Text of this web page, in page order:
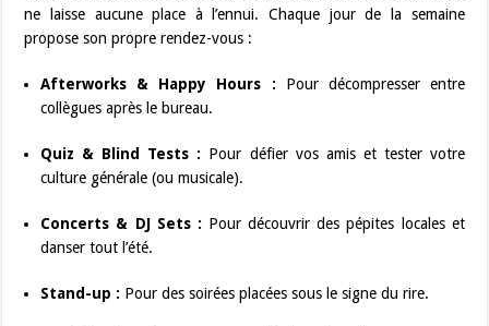
ne laisse aucune place à l’ennui. Chaque jour de la semaine
propose son propre rendez-vous :
Afterworks & Happy Hours : Pour décompresser entre
collègues après le bureau.
Quiz & Blind Tests : Pour défier vos amis et tester votre
culture générale (ou musicale).
Concerts & DJ Sets : Pour découvrir des pépites locales et
danser tout l’été.
Stand-up : Pour des soirées placées sous le signe du rire.